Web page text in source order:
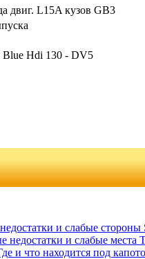
двиг. L15A кузов GB3
Blue Hdi 130 - DV5
и слабые стороны
недостатки и слабые места
и что находится под